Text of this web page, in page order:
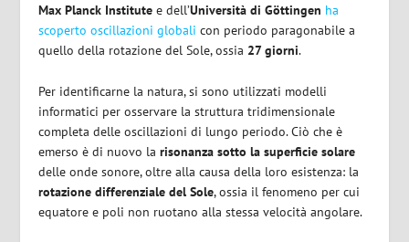
Max Planck Institute e dell’Università di Göttingen ha
scoperto oscillazioni globali con periodo paragonabile a
quello della rotazione del Sole, ossia 27 giorni.
Per identificarne la natura, si sono utilizzati modelli
informatici per osservare la struttura tridimensionale
completa delle oscillazioni di lungo periodo. Ciò che è
emerso è di nuovo larisonanza sotto la superficie solare
delle onde sonore, oltre alla causa della loro esistenza: la
rotazione differenziale del Sole, ossia il fenomeno per cui
equatore e poli non ruotano alla stessa velocità angolare.